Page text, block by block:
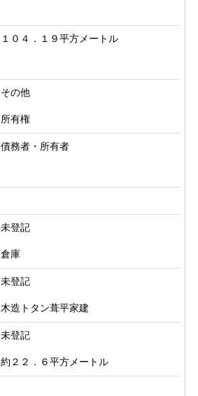
１０４．１９平方メートル
その他
所有権
債務者・所有者
未登記
倉庫
未登記
木造トタン葺平家建
未登記
約２２．６平方メートル